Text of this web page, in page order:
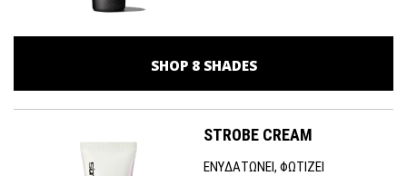
SHOP 8SHADES
STROBE CREAM
ΕΝΥΔΑΤΩΝΕΙ, ΦΩΤΙΖΕΙ